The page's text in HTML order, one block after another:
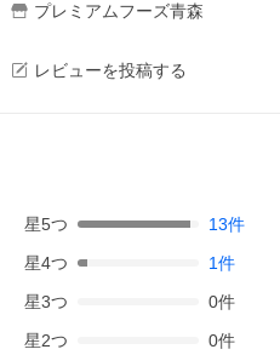
プレミアムフーズ青森
レビューを投稿する
星5つ 13件
星4つ 1件
星3つ 0件
星2つ 0件